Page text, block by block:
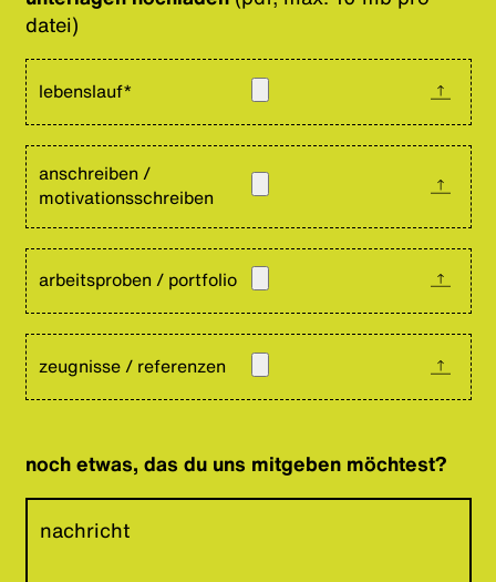
datei)
lebenslauf*
anschreiben /
motivationsschreiben
arbeitsproben / portfolio
zeugnisse / referenzen
noch etwas, das du uns mitgeben möchtest?